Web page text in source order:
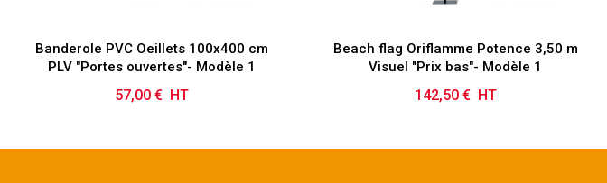
Banderole PVC Oeillets 100x400 cm
PLV "Portes ouvertes"- Modèle 1
Prix
57,00 € HT
Beach flag Oriflamme Potence 3,50 m
Visuel "Prix bas"- Modèle 1
Prix
142,50 € HT